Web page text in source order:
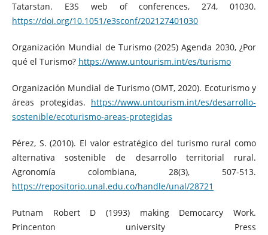
Tatarstan. E3S web of conferences, 274, 01030.
https://doi.org/10.1051/e3sconf/202127401030
Organización Mundial de Turismo (2025) Agenda 2030, ¿Por
qué el Turismo? https://www.untourism.int/es/turismo
Organización Mundial de Turismo (OMT, 2020). Ecoturismo y
áreas protegidas. https://www.untourism.int/es/desarrollo-
sostenible/ecoturismo-areas-protegidas
Pérez, S. (2010). El valor estratégico del turismo rural como
alternativa sostenible de desarrollo territorial rural.
Agronomía colombiana, 28(3), 507-513.
https://repositorio.unal.edu.co/handle/unal/28721
Putnam Robert D (1993) making Democarcy Work.
Princenton university Press